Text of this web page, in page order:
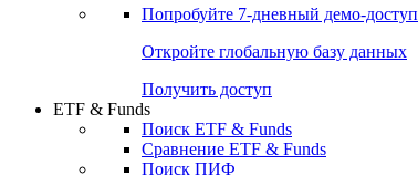
Попробуйте 7-дневный демо-доступ
Откройте глобальную базу данных
Получить доступ
ETF & Funds
Поиск ETF & Funds
Сравнение ETF & Funds
Поиск ПИФ